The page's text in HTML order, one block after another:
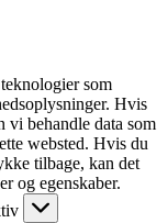
som
Hvis
vi behandle data som
websted. Hvis du
tilbage, kan det
og egenskaber.